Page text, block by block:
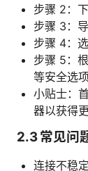
步骤 2：
步骤 3：
步骤 4：
步骤 5：
等安全选
小贴士：
器以获得
2.3 常见问
连接不稳